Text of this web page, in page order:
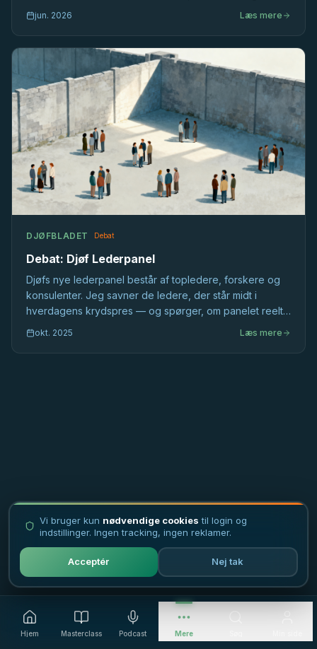
selektion, der former det offentlige ledelsesmarked,
længe før stillingsopslaget bliver skrevet.
jun. 2026 Læs mere
DJØFBLADET Debat
Debat: Djøf Lederpanel
Djøfs nye lederpanel består af topledere, forskere og
konsulenter. Jeg savner de ledere, der står midt i
hverdagens krydspres — og spørger, om panelet reelt
inddrager eller blot bekræfter det, vi allerede ved.
okt. 2025 Læs mere
Vi bruger kun nødvendige cookies til login og
indstillinger. Ingen tracking, ingen reklamer.
Acceptér Nej tak
Hjem Masterclass Podcast Mere